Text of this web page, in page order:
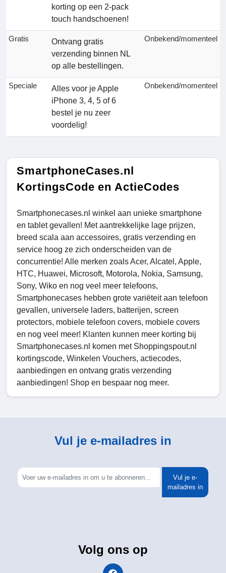
korting op een 2-pack
touch handschoenen!
Gratis
Ontvang gratis
verzending binnen NL
op alle bestellingen.
Onbekend/momenteel
Speciale
Alles voor je Apple
iPhone 3, 4, 5 of 6
bestel je nu zeer
voordelig!
Onbekend/momenteel
SmartphoneCases.nl
KortingsCode en ActieCodes
Smartphonecases.nl winkel aan unieke smartphone
en tablet gevallen! Met aantrekkelijke lage prijzen,
breed scala aan accessoires, gratis verzending en
service hoog ze zich onderscheiden van de
concurrentie! Alle merken zoals Acer, Alcatel, Apple,
HTC, Huawei, Microsoft, Motorola, Nokia, Samsung,
Sony, Wiko en nog veel meer telefoons,
Smartphonecases hebben grote variëteit aan telefoon
gevallen, universele laders, batterijen, screen
protectors, mobiele telefoon covers, mobiele covers
en nog veel meer! Klanten kunnen meer korting bij
Smartphonecases.nl komen met Shoppingspout.nl
kortingscode, Winkelen Vouchers, actiecodes,
aanbiedingen en ontvang gratis verzending
aanbiedingen! Shop en bespaar nog meer.
Vul je e-mailadres in
Vul je e-
mailadres in
Volg ons op